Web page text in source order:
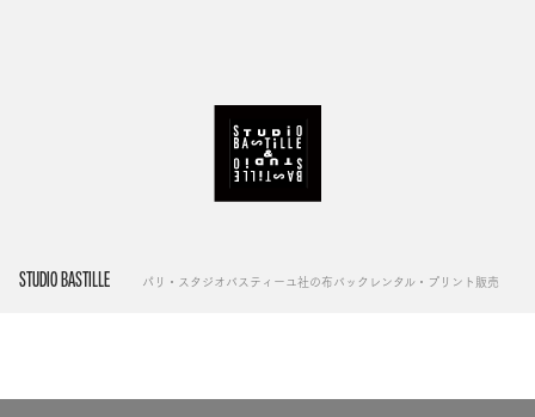
STUDIO BASTILLE パリ・スタジオバスティーユ社の布バックレンタル・プリント販売